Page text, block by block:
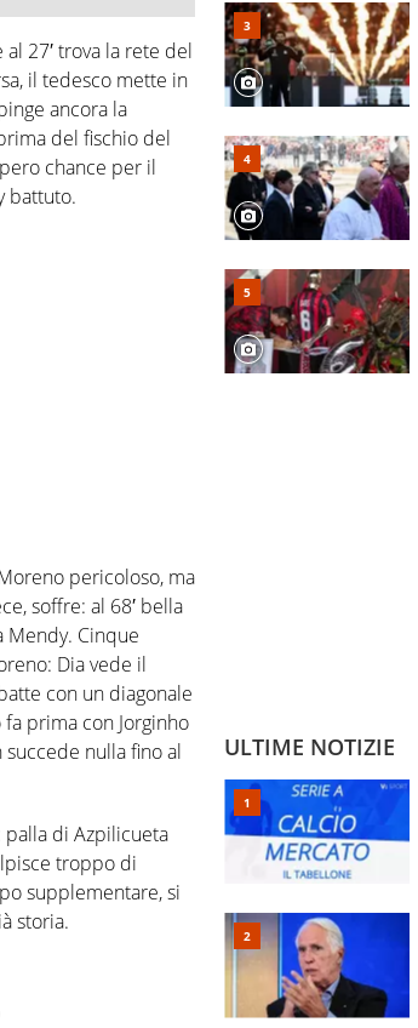
27′ trova la rete del
il tedesco mette in
ancora la
del fischio del
chance per il
battuto.
pericoloso, ma
soffre: al 68′ bella
Mendy. Cinque
Dia vede il
con un diagonale
prima con Jorginho
nulla fino al
palla di Azpilicueta
troppo di
supplementare, si
storia.
ULTIME NOTIZIE